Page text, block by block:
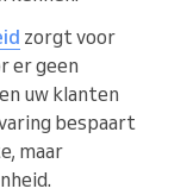
zorgt voor
er geen
uw klanten
bespaart
maar